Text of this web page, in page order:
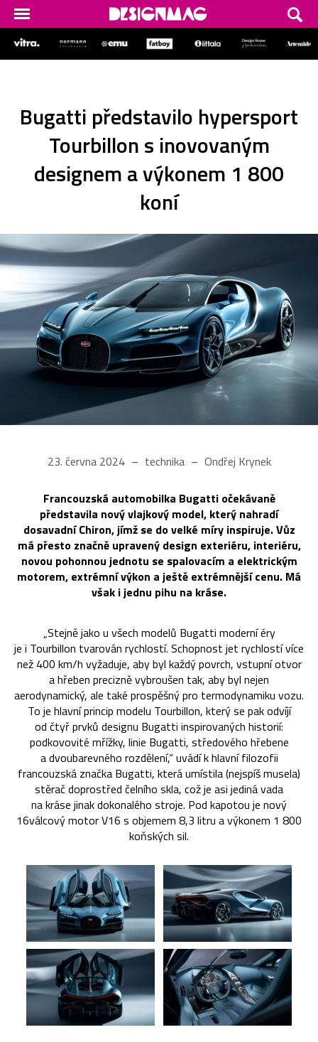
Bugatti představilo hypersport
Tourbillon s inovovaným
designem a výkonem 1 800
koní
23. června 2024 technika Ondřej Krynek
Francouzská automobilka Bugatti očekávaně
představila nový vlajkový model, který nahradí
dosavadní Chiron, jímž se do velké míry inspiruje. Vůz
má přesto značně upravený design exteriéru, interiéru,
novou pohonnou jednotu se spalovacím a elektrickým
motorem, extrémní výkon a ještě extrémnější cenu. Má
však i jednu pihu na kráse.
„Stejně jako u všech modelů Bugatti moderní éry
je i Tourbillon tvarován rychlostí. Schopnost jet rychlostí více
než 400 km/h vyžaduje, aby byl každý povrch, vstupní otvor
a hřeben precizně vybroušen tak, aby byl nejen
aerodynamický, ale také prospěšný pro termodynamiku vozu.
To je hlavní princip modelu Tourbillon, který se pak odvíjí
od čtyř prvků designu Bugatti inspirovaných historií:
podkovovité mřížky, linie Bugatti, středového hřebene
a dvoubarevného rozdělení,“ uvádí k hlavní filozofii
francouzská značka Bugatti, která umístila (nejspíš musela)
stěrač doprostřed čelního skla, což je asi jediná vada
na kráse jinak dokonalého stroje. Pod kapotou je nový
16válcový motor V16 s objemem 8,3 litru a výkonem 1 800
koňských sil.